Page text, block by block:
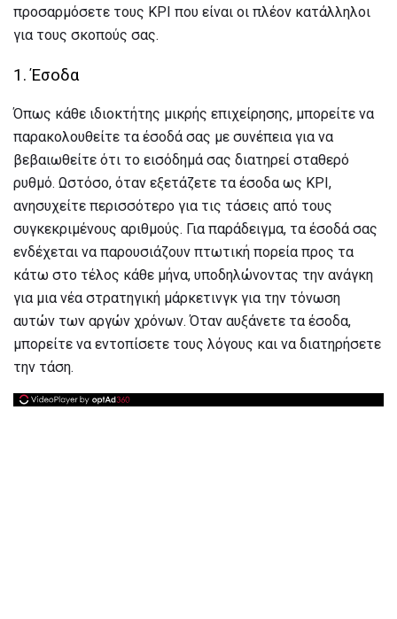
προσαρμόσετε τους KPI που είναι οι πλέον κατάλληλοι
για τους σκοπούς σας.
1. Έσοδα
Όπως κάθε ιδιοκτήτης μικρής επιχείρησης, μπορείτε να
παρακολουθείτε τα έσοδά σας με συνέπεια για να
βεβαιωθείτε ότι το εισόδημά σας διατηρεί σταθερό
ρυθμό. Ωστόσο, όταν εξετάζετε τα έσοδα ως KPI,
ανησυχείτε περισσότερο για τις τάσεις από τους
συγκεκριμένους αριθμούς. Για παράδειγμα, τα έσοδά σας
ενδέχεται να παρουσιάζουν πτωτική πορεία προς τα
κάτω στο τέλος κάθε μήνα, υποδηλώνοντας την ανάγκη
για μια νέα στρατηγική μάρκετινγκ για την τόνωση
αυτών των αργών χρόνων. Όταν αυξάνετε τα έσοδα,
μπορείτε να εντοπίσετε τους λόγους και να διατηρήσετε
την τάση.